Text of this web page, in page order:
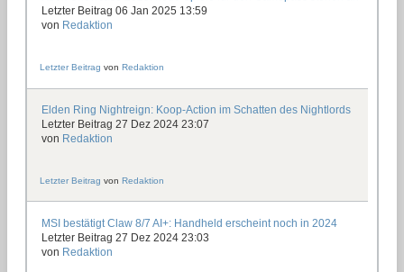
Letzter Beitrag 06 Jan 2025 13:59
von Redaktion
Letzter Beitrag vonRedaktion
Elden Ring Nightreign: Koop-Action im Schatten des Nightlords
Letzter Beitrag 27 Dez 2024 23:07
von Redaktion
Letzter Beitrag vonRedaktion
MSI bestätigt Claw 8/7 AI+: Handheld erscheint noch in 2024
Letzter Beitrag 27 Dez 2024 23:03
von Redaktion